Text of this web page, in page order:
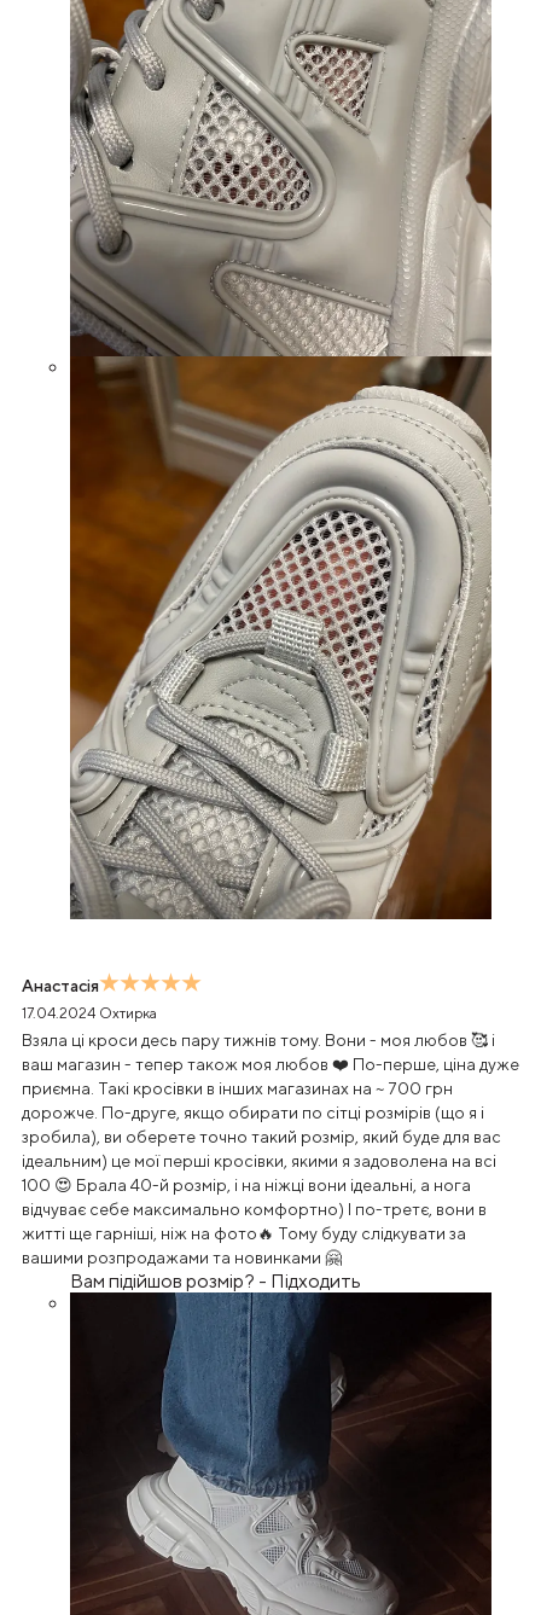
Анастасія
17.04.2024 Охтирка
Взяла ці кроси десь пару тижнів тому. Вони - моя любов 🥰 і
ваш магазин - тепер також моя любов ❤️ По-перше, ціна дуже
приємна. Такі кросівки в інших магазинах на ~ 700 грн
дорожче. По-друге, якщо обирати по сітці розмірів (що я і
зробила), ви оберете точно такий розмір, який буде для вас
ідеальним) це мої перші кросівки, якими я задоволена на всі
100 😍 Брала 40-й розмір, і на ніжці вони ідеальні, а нога
відчуває себе максимально комфортно) І по-третє, вони в
житті ще гарніші, ніж на фото🔥 Тому буду слідкувати за
вашими розпродажами та новинками 🤗
Вам підійшов розмір? - Підходить